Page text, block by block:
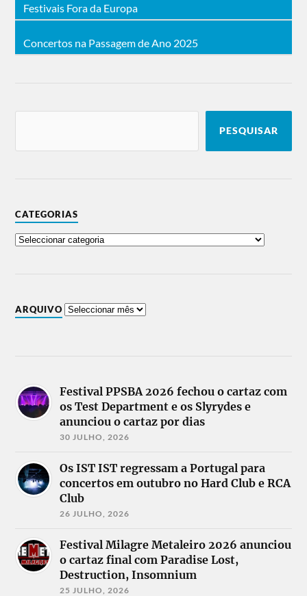
Festivais Fora da Europa
Concertos na Passagem de Ano 2025
PESQUISAR
CATEGORIAS
ARQUIVO
Festival PPSBA 2026 fechou o cartaz com
os Test Department e os Slyrydes e
anunciou o cartaz por dias
30 JULHO, 2026
Os IST IST regressam a Portugal para
concertos em outubro no Hard Club e RCA
Club
26 JULHO, 2026
Festival Milagre Metaleiro 2026 anunciou
o cartaz final com Paradise Lost,
Destruction, Insomnium
25 JULHO, 2026